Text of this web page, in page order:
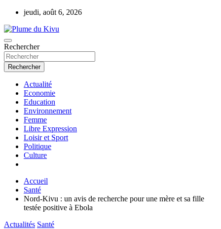
Aller
contenu
jeudi, août 6, 2026
Plume du Kivu
Rechercher
Rechercher
Actualité
Economie
Education
Environnement
Femme
Libre Expression
Loisir et Sport
Politique
Culture
Accueil
Santé
Nord-Kivu : un avis de recherche pour une mère et sa fille
testée positive à Ebola
Actualités Santé